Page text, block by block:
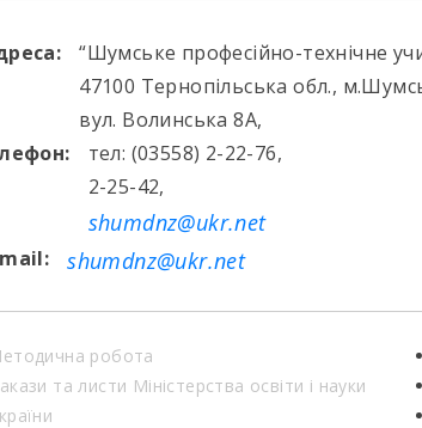
“Шумське професійно-технічне
47100 Тернопільська обл.,
вул. Волинська 8А,
тел: (03558) 2-22-76,
2-25-42,
shumdnz@ukr.net
shumdnz@ukr.net
робота
та листи Міністерства освіти і науки